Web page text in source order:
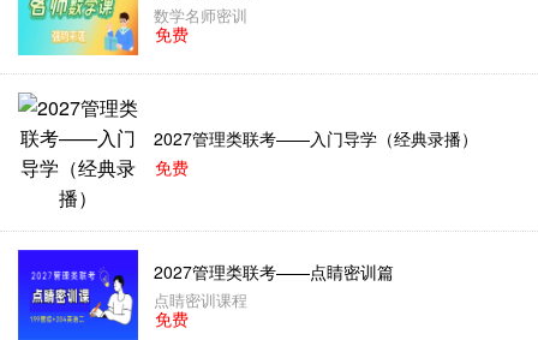
数学名师密训
免费
2027管理类联考——入门导学（经典录播）
免费
2027管理类联考——点睛密训篇
点睛密训课程
免费